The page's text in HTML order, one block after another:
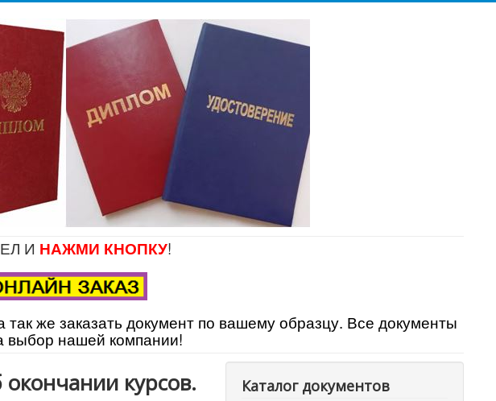
И НАЖМИ КНОПКУ!
же заказать документ по вашему образцу. Все документы
выбор нашей компании!
курсов. Каталог документов